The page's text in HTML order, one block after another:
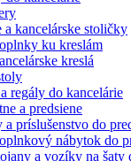
a kancelárske stoličky
ku kreslám
kreslá
regály do kancelárie
a predsiene
príslušenstvo do
nábytok do
a vozíky na šaty